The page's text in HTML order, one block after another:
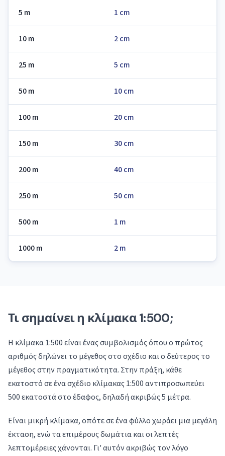
5 m 1 cm
10 m 2 cm
25 m 5 cm
50 m 10 cm
100 m 20 cm
150 m 30 cm
200 m 40 cm
250 m 50 cm
500 m 1 m
1000 m 2 m
Τι σημαίνει η κλίμακα 1:500;
Η κλίμακα 1:500 είναι ένας συμβολισμός όπου ο πρώτος
αριθμός δηλώνει το μέγεθος στο σχέδιο και ο δεύτερος το
μέγεθος στην πραγματικότητα. Στην πράξη, κάθε
εκατοστό σε ένα σχέδιο κλίμακας 1:500 αντιπροσωπεύει
500 εκατοστά στο έδαφος, δηλαδή ακριβώς 5 μέτρα.
Είναι μικρή κλίμακα, οπότε σε ένα φύλλο χωράει μια μεγάλη
έκταση, ενώ τα επιμέρους δωμάτια και οι λεπτές
λεπτομέρειες χάνονται. Γι' αυτόν ακριβώς τον λόγο